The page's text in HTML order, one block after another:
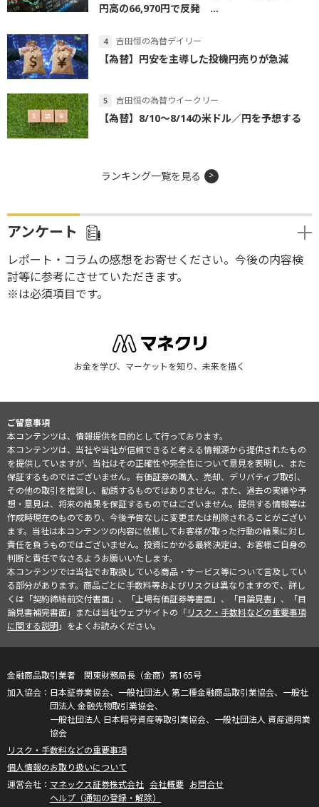
円高の66,970円で反発 ...
吉田恒の為替デイリー
【為替】円安を主導した投機円売りが急減
吉田恒の為替ウイークリー
【為替】8/10～8/14の米ドル／円を予想する
ランキング一覧を見る
アンケート
レポート・コラムの感想をお寄せください。今後の内容検
討等に参考にさせていただきます。
※は必須項目です。
お金を学び、マーケットを知り、未来を描く
ご留意事項
本コンテンツは、情報提供を目的として行っております。
本コンテンツは、当社や当社が信頼できると考える情報源から提供されたもの
を提供していますが、当社はその正確性や完全性について意見を表明し、また
保証するものではございません。有価証券の購入、売却、デリバティブ取引、
その他の取引を推奨し、勧誘するものではありません。また、過去の実績や予
想・意見は、将来の結果を保証するものではございません。提供する情報等は
作成時現在のものであり、今後予告なしに変更または削除されることがござい
ます。当社は本コンテンツの内容に依拠してお客様が取った行動の結果に対し
責任を負うものではございません。投資にかかる最終決定は、お客様ご自身の
判断と責任でなさるようお願いいたします。
本コンテンツでは当社でお取扱している商品・サービス等について言及してい
る部分があります。商品ごとに手数料等およびリスクは異なりますので、詳し
くは「契約締結前交付書面」、「上場有価証券等書面」、「目論見書」、「目
論見書補完書面」または当社ウェブサイトの「リスク・手数料などの重要事項
に関する説明」をよくお読みください。
金融商品取引業者 関東財務局長（金商）第165号
日本証券業協会、一般社団法人 第二種金融商品取引業協会、一般社
団法人 金融先物取引業協会、
一般社団法人 日本暗号資産等取引業協会、一般社団法人 資産運用業
協会
リスク・手数料などの重要事項
個人情報のお取り扱いについて
マネックス証券株式会社 会社概要 お問合せ
ヘルプ（通知の登録・解除）